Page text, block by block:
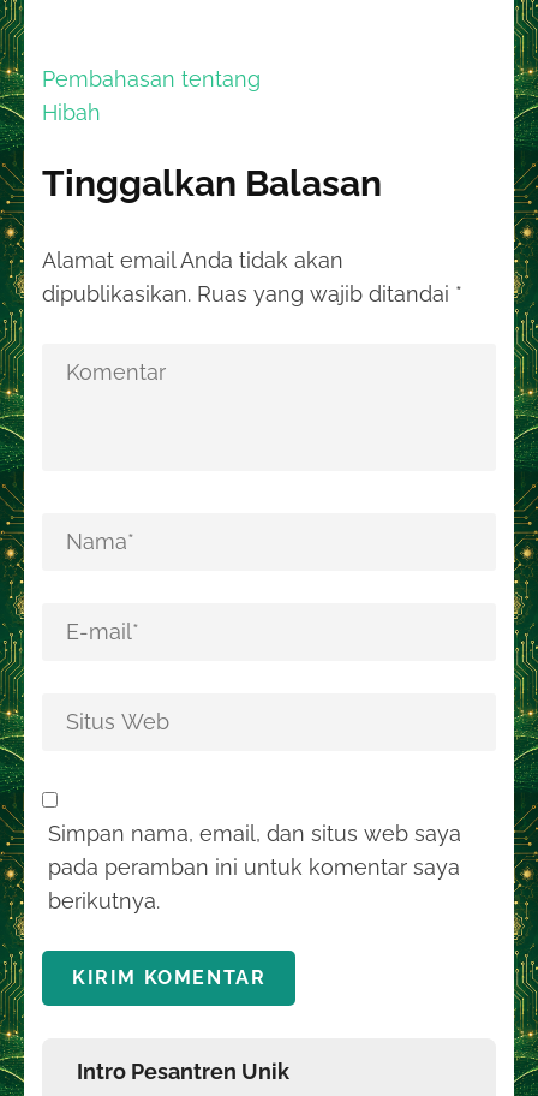
Navigasi
pos
Pembahasan tentang
Hibah
Tinggalkan Balasan
Alamat email Anda tidak akan
dipublikasikan. Ruas yang wajib ditandai *
Simpan nama, email, dan situs web saya
pada peramban ini untuk komentar saya
berikutnya.
Intro Pesantren Unik